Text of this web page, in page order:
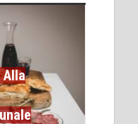
Alla